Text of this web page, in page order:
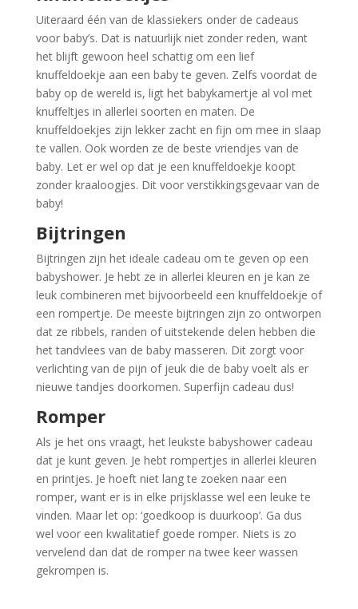
Uiteraard één van de klassiekers onder de cadeaus
voor baby’s. Dat is natuurlijk niet zonder reden, want
het blijft gewoon heel schattig om een lief
knuffeldoekje aan een baby te geven. Zelfs voordat de
baby op de wereld is, ligt het babykamertje al vol met
knuffeltjes in allerlei soorten en maten. De
knuffeldoekjes zijn lekker zacht en fijn om mee in slaap
te vallen. Ook worden ze de beste vriendjes van de
baby. Let er wel op dat je een knuffeldoekje koopt
zonder kraaloogjes. Dit voor verstikkingsgevaar van de
baby!
Bijtringen
Bijtringen zijn het ideale cadeau om te geven op een
babyshower. Je hebt ze in allerlei kleuren en je kan ze
leuk combineren met bijvoorbeeld een knuffeldoekje of
een rompertje. De meeste bijtringen zijn zo ontworpen
dat ze ribbels, randen of uitstekende delen hebben die
het tandvlees van de baby masseren. Dit zorgt voor
verlichting van de pijn of jeuk die de baby voelt als er
nieuwe tandjes doorkomen. Superfijn cadeau dus!
Romper
Als je het ons vraagt, het leukste babyshower cadeau
dat je kunt geven. Je hebt rompertjes in allerlei kleuren
en printjes. Je hoeft niet lang te zoeken naar een
romper, want er is in elke prijsklasse wel een leuke te
vinden. Maar let op: ‘goedkoop is duurkoop’. Ga dus
wel voor een kwalitatief goede romper. Niets is zo
vervelend dan dat de romper na twee keer wassen
gekrompen is.